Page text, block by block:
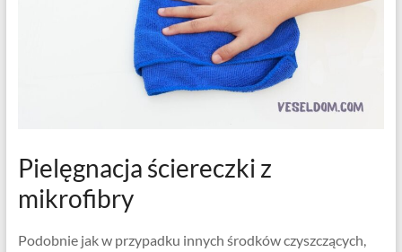
Pielęgnacja ściereczki z
mikrofibry
Podobnie jak w przypadku innych środków czyszczących,